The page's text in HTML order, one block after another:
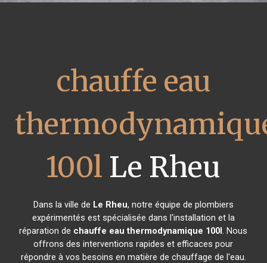
chauffe eau
100l Le Rheu
Dans la ville de Le Rheu, notre équipe de plombiers
expérimentés est spécialisée dans l'installation et la
réparation de chauffe eau thermodynamique 100l. Nous
offrons des interventions rapides et efficaces pour
répondre à vos besoins en matière de chauffage de l'eau.